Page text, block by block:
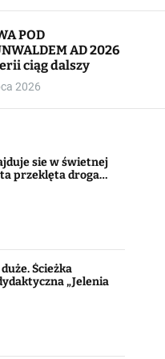
l
c
POD
AD 2026
ciąg dalszy
2026
sie w świetnej
przeklęta droga…
Ścieżka
„Jelenia